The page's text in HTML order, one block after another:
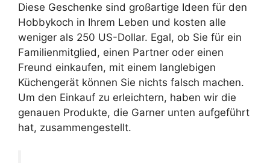
Diese Geschenke sind großartige Ideen für den
Hobbykoch in Ihrem Leben und kosten alle
weniger als 250 US-Dollar. Egal, ob Sie für ein
Familienmitglied, einen Partner oder einen
Freund einkaufen, mit einem langlebigen
Küchengerät können Sie nichts falsch machen.
Um den Einkauf zu erleichtern, haben wir die
genauen Produkte, die Garner unten aufgeführt
hat, zusammengestellt.